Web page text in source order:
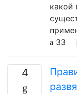
какой
33
4